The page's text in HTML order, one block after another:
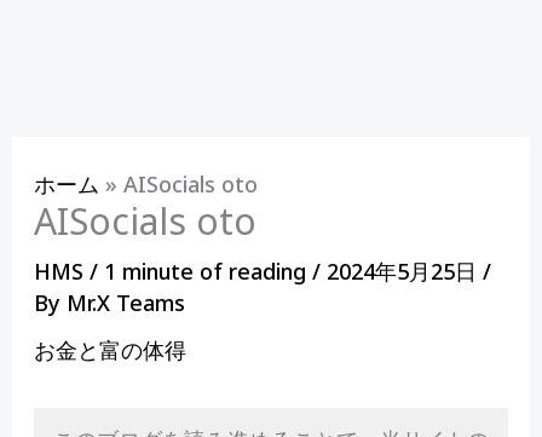
ホーム » AISocials oto
AISocials oto
HMS / 1 minute of reading / 2024年5月25日 /
By Mr.X Teams
お金と富の体得